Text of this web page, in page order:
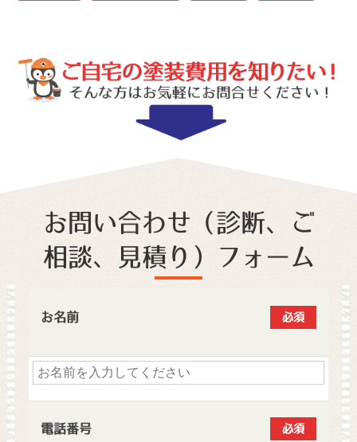
お問い合わせ（診断、ご
相談、見積り）フォーム
お名前 必須
電話番号 必須